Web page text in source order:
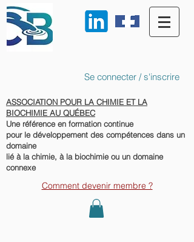
Se connecter / s'inscrire
ASSOCIATION POUR LA CHIMIE ET LA
BIOCHIMIE AU QUÉBEC
Une référence en formation continue
pour le développement des compétences dans un
domaine
lié à la chimie, à la biochimie ou un domaine
connexe
Comment devenir membre ?